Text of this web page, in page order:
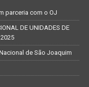
parceria com o OJ
DE UNIDADES DE
de São Joaquim